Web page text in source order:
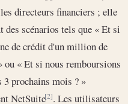
directeurs financiers ; elle
scénarios tels que « Et si
de crédit d'un million de
« Et si nous remboursions
prochains mois ? »
NetSuite[2]. Les utilisateurs